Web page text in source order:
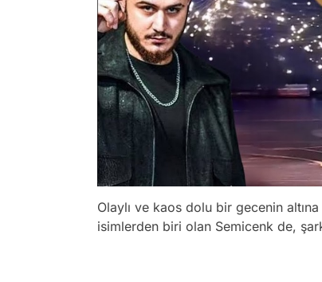
Olaylı ve kaos dolu bir gecenin
isimlerden biri olan Semicenk de,